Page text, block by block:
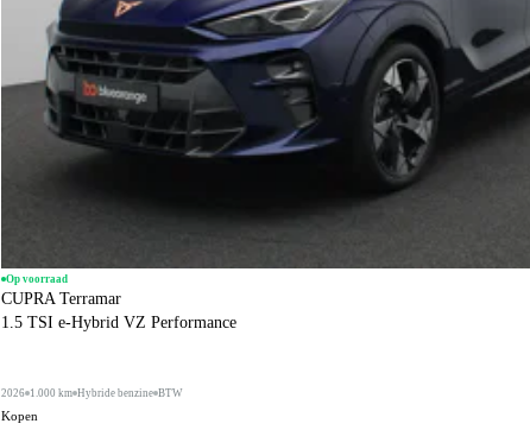
Op voorraad
CUPRA Terramar
1.5 TSI e-Hybrid VZ Performance
2026 1.000 km Hybride benzine BTW
Kopen